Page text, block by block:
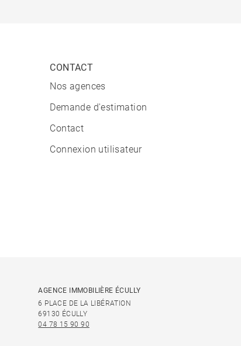
CONTACT
Nos agences
Demande d'estimation
Contact
Connexion utilisateur
AGENCE IMMOBILIÈRE ÉCULLY
6 PLACE DE LA LIBÉRATION
69130 ÉCULLY
04 78 15 90 90